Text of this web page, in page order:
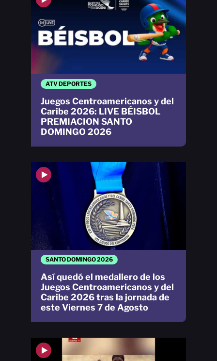
SANTO DOMINGO 2026
Así quedó el medallero de los
Juegos Centroamericanos y del
Caribe 2026 tras la jornada de
este Viernes 7 de Agosto
ATV DEPORTES
Juegos Centroamericanos y del
Caribe 2026: LIVE BÉISBOL
PREMIACION SANTO
DOMINGO 2026